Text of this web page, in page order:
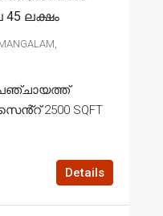
45 ലക്ഷം
പഞ്ചായത്ത്
2500 SQFT
Details